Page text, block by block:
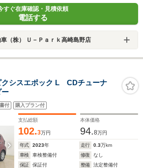
すぐ在庫確認・見積依頼
電話する
（株） Ｕ－Ｐａｒｋ高崎島野店
シスエポック L CDチューナ
付 購入プラン付
支払総額
102.3万円
本体価格
94.8万円
年式 2023年 走行 0.3万km
車検
車検整備付 修復
なし
保証
保証付 整備
法定整備付